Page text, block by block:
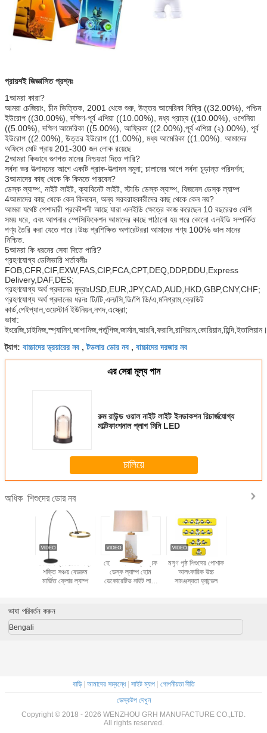
প্রায়শই জিজ্ঞাসিত প্রশ্নঃ
1আমরা কারা?
আমরা চেজিয়াং, চীন ভিত্তিক, 2001 থেকে শুরু, উত্তর আমেরিকা বিক্রি ((32.00%), পশ্চিম
ইউরোপ ((30.00%), দক্ষিণ-পূর্ব এশিয়া ((10.00%), মধ্য প্রাচ্য ((10.00%), ওশেনিয়া
((5.00%), দক্ষিণ আমেরিকা ((5.00%), আফ্রিকা ((2.00%),পূর্ব এশিয়া (২).00%), পূর্ব
ইউরোপ ((2.00%), উত্তর ইউরোপ ((1.00%), মধ্য আমেরিকা ((1.00%). আমাদের
অফিসে মোট প্রায় 201-300 জন লোক রয়েছে
2আমরা কিভাবে গুণগত মানের নিশ্চয়তা দিতে পারি?
সর্বদা ভর উত্পাদনের আগে একটি প্রাক-উত্পাদন নমুনা; চালানের আগে সর্বদা চূড়ান্ত পরিদর্শন;
3আমাদের কাছ থেকে কি কিনতে পারবেন?
ডেস্ক ল্যাম্প, নাইট লাইট, ক্যাবিনেট লাইট, স্টাডি ডেস্ক ল্যাম্প, বিজনেস ডেস্ক ল্যাম্প
4আমাদের কাছ থেকে কেন কিনবেন, অন্য সরবরাহকারীদের কাছ থেকে কেন নয়?
আমরা যথেষ্ট পেশাদারী প্রকৌশলী আছে যারা এলইডি ক্ষেত্রে কাজ করেছেন 10 বছরেরও বেশি
সময় ধরে, এবং আপনার স্পেসিফিকেশন আমাদের কাছে পাঠানো হয় পরে কোনো এলইডি সম্পর্কিত
পণ্য তৈরি করা যেতে পারে।উচ্চ প্রশিক্ষিত অপারেটররা আমাদের পণ্য 100% ভাল মানের
নিশ্চিত.
5আমরা কি ধরনের সেবা দিতে পারি?
গ্রহণযোগ্য ডেলিভারি শর্তাবলীঃ
FOB,CFR,CIF,EXW,FAS,CIP,FCA,CPT,DEQ,DDP,DDU,Express
Delivery,DAF,DES;
গ্রহণযোগ্য অর্থ প্রদানের মুদ্রাঃUSD,EUR,JPY,CAD,AUD,HKD,GBP,CNY,CHF;
গ্রহণযোগ্য অর্থ প্রদানের ধরনঃ টি/টি,এল/সি,ডি/পি ডি/এ,মনিগ্রাম,ক্রেডিট
কার্ড,পেইপ্যাল,ওয়েস্টার্ন ইউনিয়ন,নগদ,এস্ক্রো;
ভাষা:
ইংরেজি,চাইনিজ,স্প্যানিশ,জাপানিজ,পর্তুগিজ,জার্মান,আরবি,ফরাসি,রাশিয়ান,কোরিয়ান,হিন্দি,ইতালিয়ান।
ট্যাগ: বাচ্চাদের ড্রয়ারের নব ,টডলার ডোর নব , বাচ্চাদের দরজার নব
এর সেরা মূল্য পান
রুম রাউন্ড ওয়াল নাইট লাইট ইনডাকশন রিচার্জযোগ্য
মাল্টিফাংশনাল প্লাগ মিনি LED
চালিয়ে
অধিক শিশুদের ডোর নব
বেডরুম ব্যবহারের জন্য
শক্তি সঞ্চয় বেডরুম
মার্জিত ফ্লোর ল্যাম্প
হোটেল লাক্সারি ফ্যাব্রিক
ডেস্ক ল্যাম্প হোম
ডেকোরেটিভ নাইট লাইট
মসৃণ পৃষ্ঠ শিশুদের পোশাক
আলংকারিক উচ্চ
সামঞ্জস্যতা হ্যান্ডেল
ভাষা পরিবর্তন করুন
Bengali
বাড়ি| আমাদের সম্বন্ধে| সাইট ম্যাপ| গোপনীয়তা নীতি
ডেস্কটপ দেখুন
Copyright © 2018 - 2026 WENZHOU GRH MANUFACTURE CO.,LTD.
All rights reserved.